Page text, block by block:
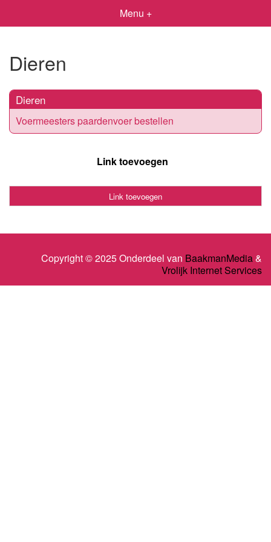
Menu +
Dieren
Dieren
Voermeesters paardenvoer bestellen
Link toevoegen
Link toevoegen
Copyright © 2025 Onderdeel van BaakmanMedia&
Vrolijk Internet Services